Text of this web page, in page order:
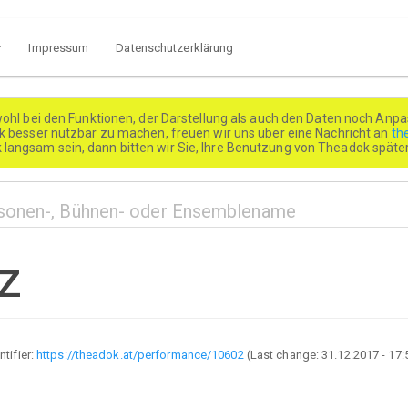
Impressum Datenschutzerklärung
bei den Funktionen, der Darstellung als auch den Daten noch
besser nutzbar zu machen, freuen wir uns über eine Nachricht an
sein, dann bitten wir Sie, Ihre Benutzung von Theadok
https://theadok.at/performance/10602 (Last change:31.12.2017 -